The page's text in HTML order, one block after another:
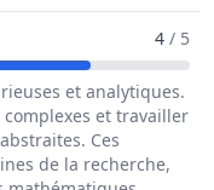
Assistant /4 / 5
et analytiques.
et travailler
Ces
de la recherche,